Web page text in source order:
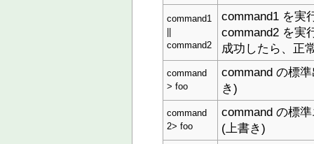
command1
command2
command1 を実
command2 を実
成功したら、正
command
> foo
command の標
き)
command
2> foo
command の標
(上書き)